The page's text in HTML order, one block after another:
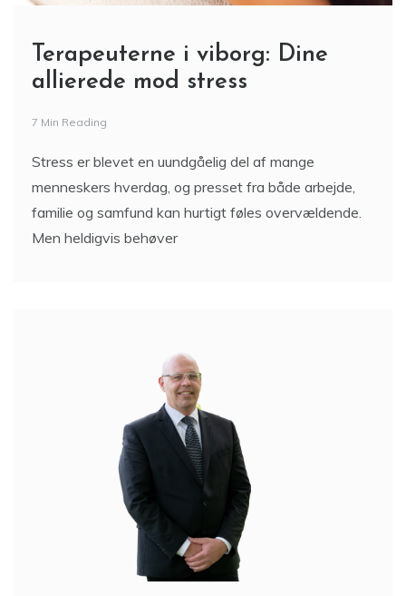
Terapeuterne i viborg: Dine
allierede mod stress
7 Min Reading
Stress er blevet en uundgåelig del af mange
menneskers hverdag, og presset fra både arbejde,
familie og samfund kan hurtigt føles overvældende.
Men heldigvis behøver